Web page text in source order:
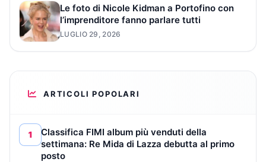
Le foto di Nicole Kidman a Portofino con
l’imprenditore fanno parlare tutti
LUGLIO 29, 2026
ARTICOLI POPOLARI
1
Classifica FIMI album più venduti della
settimana: Re Mida di Lazza debutta al primo
posto